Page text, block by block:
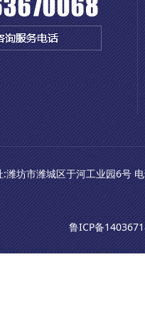
潍坊市潍城区于河工业园6号
鲁ICP备